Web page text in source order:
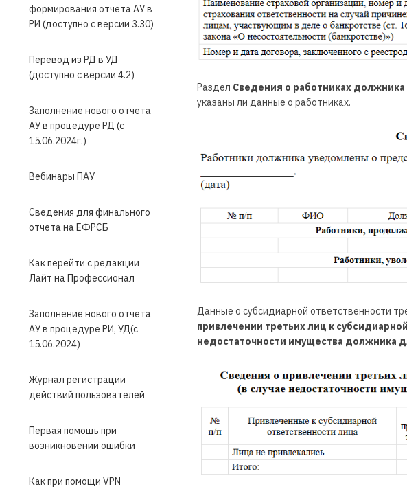
формирования отчета АУ в
РИ (доступно с версии 3.30)
Перевод из РД в УД
(доступно с версии 4.2)
Заполнение нового отчета
АУ в процедуре РД (с
15.06.2024г.)
Вебинары ПАУ
Сведения для финального
отчета на ЕФРСБ
Как перейти с редакции
Лайт на Профессионал
Заполнение нового отчета
АУ в процедуре РИ, УД(с
15.06.2024)
Журнал регистрации
действий пользователей
Первая помощь при
возникновении ошибки
Как при помощи VPN
Раздел Сведения о работниках должника
указаны ли данные о работниках.
Данные о субсидиарной ответственности
привлечении третьих лиц к
недостаточности имущества должника